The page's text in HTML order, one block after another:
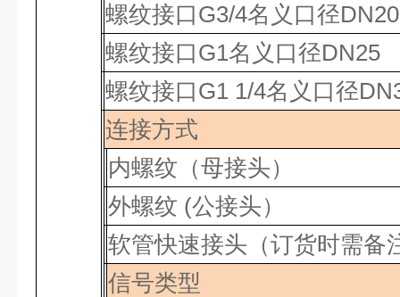
螺纹接口G3/4名义口径DN20
螺纹接口G1名义口径DN25
螺纹接口G1 1/4名义口径
连接方式
内螺纹（母接头）
外螺纹 (公接头）
软管快速接头（订货时需备
信号类型